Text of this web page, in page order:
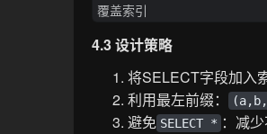
覆盖索引
4.3 设计策略
将SELECT字段加入
利用最左前缀：
避免 SELECT * ：减